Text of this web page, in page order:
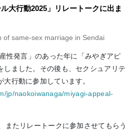
大行動2025」リレートークに出ま
of same-sex marriage in Sendai
性発言」のあった年に「みやぎアピ
しました。その後も、セクシュアリテ
行動に参加しています。
jp/naokoiwanaga/miyagi-appeal-
またリレートークに参加させてもらう